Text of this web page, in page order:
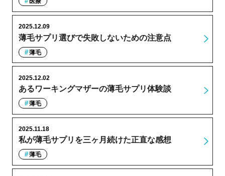
薄毛サプリ選びで失敗しないための注意点
2025.12.09
薄毛
あるワーキングマザーの薄毛サプリ体験談
2025.12.02
薄毛
私が薄毛サプリを三ヶ月続けた正直な感想
2025.11.18
薄毛